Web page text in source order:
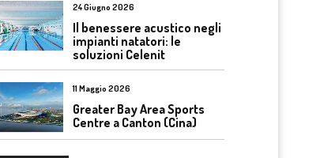
24 Giugno 2026
Il benessere acustico negli
impianti natatori: le
soluzioni Celenit
11 Maggio 2026
Greater Bay Area Sports
Centre a Canton (Cina)